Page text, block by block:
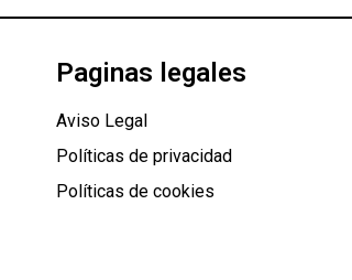
Paginas legales
Aviso Legal
Políticas de privacidad
Políticas de cookies